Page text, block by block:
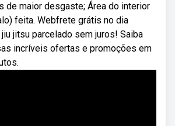
de maior desgaste; Área do interior
feita. Webfrete grátis no dia
jitsu parcelado sem juros! Saiba
incríveis ofertas e promoções em